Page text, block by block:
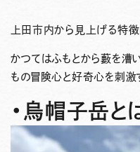
上田市内から見上げる特徴
かつてはふもとから藪を漕
もの冒険心と好奇心を刺激
・烏帽子岳と